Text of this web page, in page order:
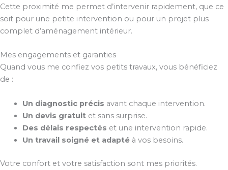
Cette proximité me permet d’intervenir rapidement, que ce
soit pour une petite intervention ou pour un projet plus
complet d’aménagement intérieur.
Mes engagements et garanties
Quand vous me confiez vos petits travaux, vous bénéficiez
de :
Un diagnostic précis avant chaque intervention.
Un devis gratuitet sans surprise.
Des délais respectés et une intervention rapide.
Un travail soigné et adaptéà vos besoins.
Votre confort et votre satisfaction sont mes priorités.